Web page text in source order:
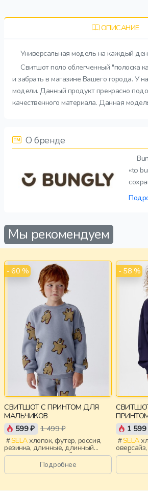
ОПИСАНИЕ
Универсальная модель на каждый
Свитшот поло облегченный "полоска
и забрать в магазине Вашего города. У
модели. Данный продукт прекрасно
качественного материала. Данная
О бренде
«to
Мы рекомендуем
- 60 %
СВИТШОТ С ПРИНТОМ ДЛЯ
МАЛЬЧИКОВ
599 ₽ 1 499 ₽
SELAхлопок, футер, россия,
резинка, длинные, длинный
рукав, манжета, свободные,
принт, вырез, круглый вырез,
повседневный, мальчики, дети
Подробнее
- 58 %
1 599
SELAхлопок, футер, россия,